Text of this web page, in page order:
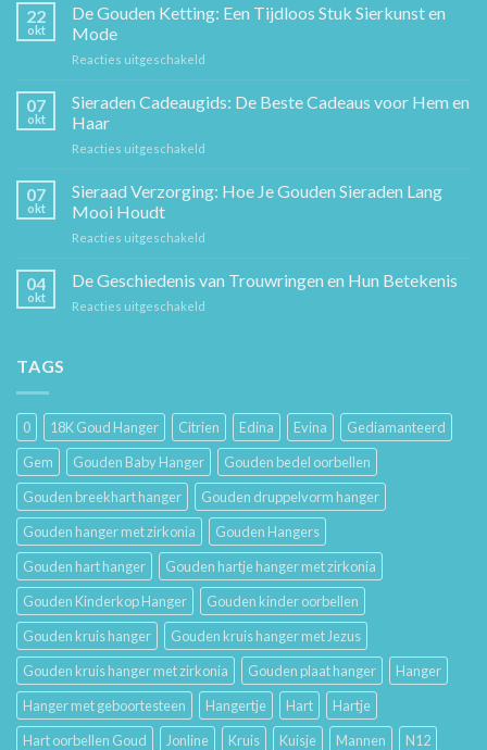
22
okt
De Gouden Ketting: Een Tijdloos Stuk Sierkunst en
Mode
Reacties uitgeschakeld
Gouden
Ketting:
Sierkunst
en
07
okt
Sieraden Cadeaugids: De Beste Cadeaus voor Hem en
Haar
Reacties uitgeschakeld
Cadeaugids:
De
Hem
07
okt
Sieraad Verzorging: Hoe Je Gouden Sieraden Lang
Mooi Houdt
Reacties uitgeschakeld
Verzorging:
Hoe
04
okt
De Geschiedenis van Trouwringen en Hun Betekenis
Reacties uitgeschakeld
Hun
Betekenis
TAGS
0 18K Goud Hanger Citrien Edina Evina
Gediamanteerd
Gem
Gouden Baby Hanger
Gouden bedel oorbellen
Gouden breekhart hanger
Gouden druppelvorm hanger
Gouden hanger met zirkonia
Gouden Hangers
Gouden hart hanger
Gouden hartje hanger met zirkonia
Gouden Kinderkop Hanger
Gouden kinder oorbellen
Gouden kruis hanger
Gouden kruis hanger met Jezus
Gouden kruis hanger met zirkonia
Gouden plaat hanger
Hanger
Hanger met geboortesteen
Hangertje Hart
Hartje
Hart oorbellen Goud
Jonline Kruis Kuisje Mannen
N12